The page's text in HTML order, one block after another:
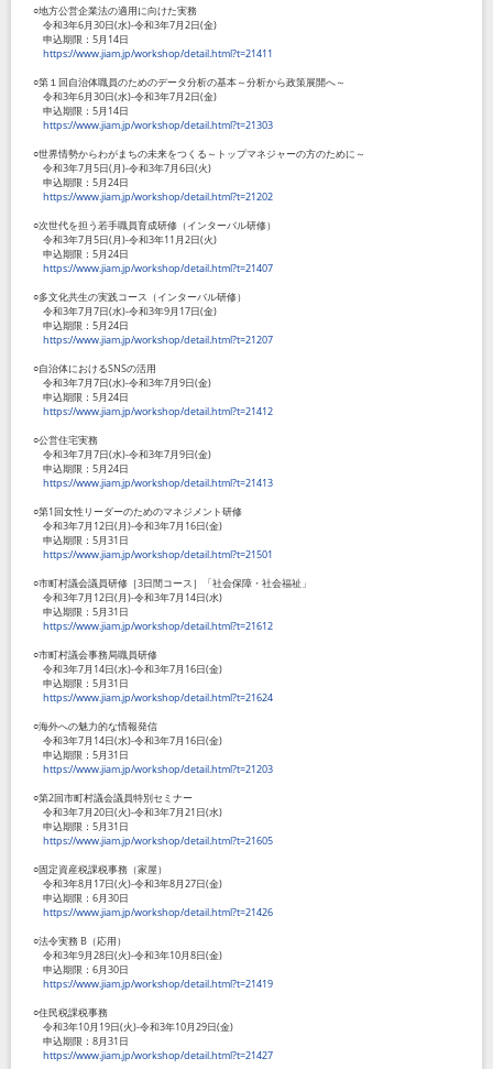
○地方公営企業法の適用に向けた実務
令和3年6月30日(水)-令和3年7月2日(金)
申込期限：5月14日
https://www.jiam.jp/workshop/detail.html?t=21411
○第１回自治体職員のためのデータ分析の基本～分析から政策展開へ～
令和3年6月30日(水)-令和3年7月2日(金)
申込期限：5月14日
https://www.jiam.jp/workshop/detail.html?t=21303
○世界情勢からわがまちの未来をつくる～トップマネジャーの方のために～
令和3年7月5日(月)-令和3年7月6日(火)
申込期限：5月24日
https://www.jiam.jp/workshop/detail.html?t=21202
○次世代を担う若手職員育成研修（インターバル研修）
令和3年7月5日(月)-令和3年11月2日(火)
申込期限：5月24日
https://www.jiam.jp/workshop/detail.html?t=21407
○多文化共生の実践コース（インターバル研修）
令和3年7月7日(水)-令和3年9月17日(金)
申込期限：5月24日
https://www.jiam.jp/workshop/detail.html?t=21207
○自治体におけるSNSの活用
令和3年7月7日(水)-令和3年7月9日(金)
申込期限：5月24日
https://www.jiam.jp/workshop/detail.html?t=21412
○公営住宅実務
令和3年7月7日(水)-令和3年7月9日(金)
申込期限：5月24日
https://www.jiam.jp/workshop/detail.html?t=21413
○第1回女性リーダーのためのマネジメント研修
令和3年7月12日(月)-令和3年7月16日(金)
申込期限：5月31日
https://www.jiam.jp/workshop/detail.html?t=21501
○市町村議会議員研修［3日間コース］「社会保障・社会福祉」
令和3年7月12日(月)-令和3年7月14日(水)
申込期限：5月31日
https://www.jiam.jp/workshop/detail.html?t=21612
○市町村議会事務局職員研修
令和3年7月14日(水)-令和3年7月16日(金)
申込期限：5月31日
https://www.jiam.jp/workshop/detail.html?t=21624
○海外への魅力的な情報発信
令和3年7月14日(水)-令和3年7月16日(金)
申込期限：5月31日
https://www.jiam.jp/workshop/detail.html?t=21203
○第2回市町村議会議員特別セミナー
令和3年7月20日(火)-令和3年7月21日(水)
申込期限：5月31日
https://www.jiam.jp/workshop/detail.html?t=21605
○固定資産税課税事務（家屋）
令和3年8月17日(火)-令和3年8月27日(金)
申込期限：6月30日
https://www.jiam.jp/workshop/detail.html?t=21426
○法令実務 B（応用）
令和3年9月28日(火)-令和3年10月8日(金)
申込期限：6月30日
https://www.jiam.jp/workshop/detail.html?t=21419
○住民税課税事務
令和3年10月19日(火)-令和3年10月29日(金)
申込期限：8月31日
https://www.jiam.jp/workshop/detail.html?t=21427